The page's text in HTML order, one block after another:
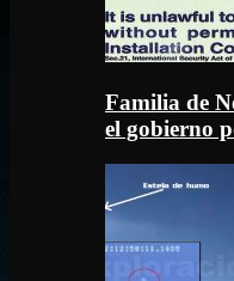
Familia de
el gobierno